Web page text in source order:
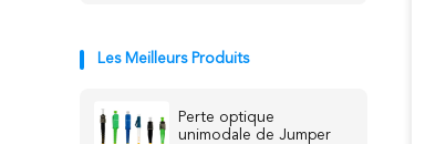
Les Meilleurs Produits
Perte optique
unimodale de Jumper